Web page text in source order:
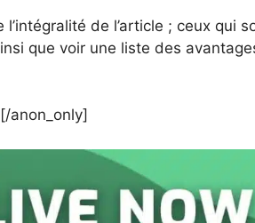
de l’article ; ceux qui
que voir une liste des
anon_only]